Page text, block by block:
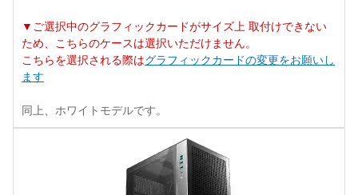
▼ご選択中のグラフィックカードがサイズ上 取付けできない
ため、こちらのケースは選択いただけません。
こちらを選択される際はグラフィックカードの変更をお願いし
ます
同上、ホワイトモデルです。